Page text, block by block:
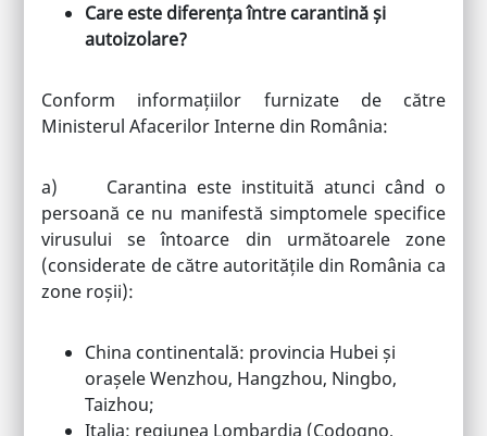
Care este diferența între carantină și
autoizolare?
Conform informațiilor furnizate de către
Ministerul Afacerilor Interne din România:
a) Carantina este instituită atunci când o
persoană ce nu manifestă simptomele specifice
virusului se întoarce din următoarele zone
(considerate de către autoritățile din România ca
zone roșii):
China continentală: provincia Hubei și
orașele Wenzhou, Hangzhou, Ningbo,
Taizhou;
Italia: regiunea Lombardia (Codogno,